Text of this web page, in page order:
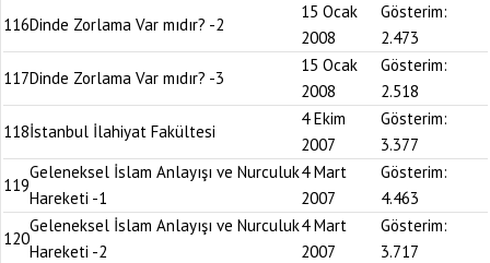
116Dinde Zorlama Var mıdır? -2
15 Ocak
2008
Gösterim:
2.473
117Dinde Zorlama Var mıdır? -3
15 Ocak
2008
Gösterim:
2.518
118İstanbul İlahiyat Fakültesi
4 Ekim
2007
Gösterim:
3.377
119
Geleneksel İslam Anlayışı ve Nurculuk
Hareketi -1
4 Mart
2007
Gösterim:
4.463
120
Geleneksel İslam Anlayışı ve Nurculuk
Hareketi -2
4 Mart
2007
Gösterim:
3.717